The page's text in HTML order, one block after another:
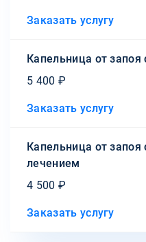
Заказать услугу
Капельница от запоя
5 400 ₽
Заказать услугу
Капельница от
лечением
4 500 ₽
Заказать услугу